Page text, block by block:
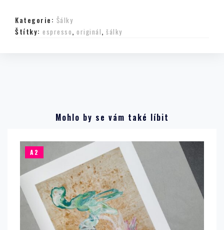
Kategorie: Šálky
Štítky: espresso, originál, šálky
Mohlo by se vám také líbit
A2